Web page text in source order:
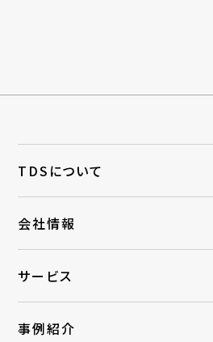
TDSについて
会社情報
サービス
事例紹介